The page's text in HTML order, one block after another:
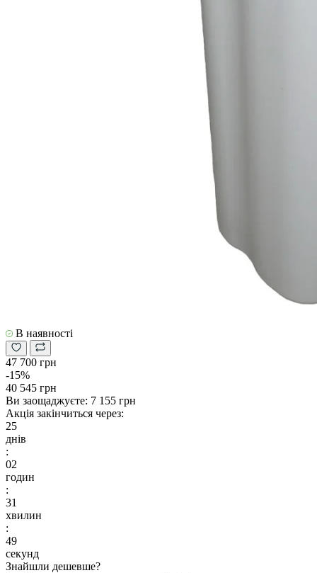
В наявності
47 700 грн
-15%
40 545 грн
Ви заощаджуєте: 7 155 грн
Акція закінчиться через:
25
днів
:
02
годин
:
31
хвилин
:
48
секунд
Знайшли дешевше?